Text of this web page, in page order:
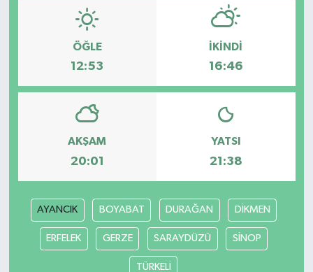
ÖĞLE
12:53
İKINDI
16:46
AKŞAM
20:01
YATSI
21:38
AYANCIK BOYABAT DURAĞAN DİKMEN
ERFELEK GERZE SARAYDÜZÜ SİNOP
TÜRKELİ